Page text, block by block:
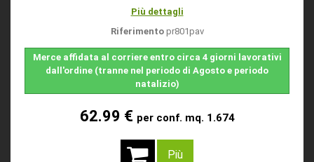
Più dettagli
Riferimento pr801pav
Merce affidata al corriere entro circa 4 giorni lavorativi
dall'ordine (tranne nel periodo di Agosto e periodo
natalizio)
62.99 € per conf. mq. 1.674
Più